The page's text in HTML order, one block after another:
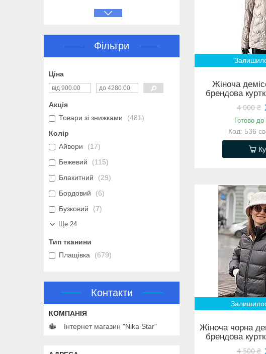
Жіноча
брендова
4 000 ₴
Готово до
536
Жіноча чорна
брендова
4 500 ₴
Фільтри
Ціна
Акція
Товари зі знижками
481
Колір
Айвори
17
Бежевий
115
Блакитний
29
Бордовий
6
Бузковий
7
Ще 24
Тип тканини
Плащівка
679
Контакти
Інтернет магазин "Nika Star"